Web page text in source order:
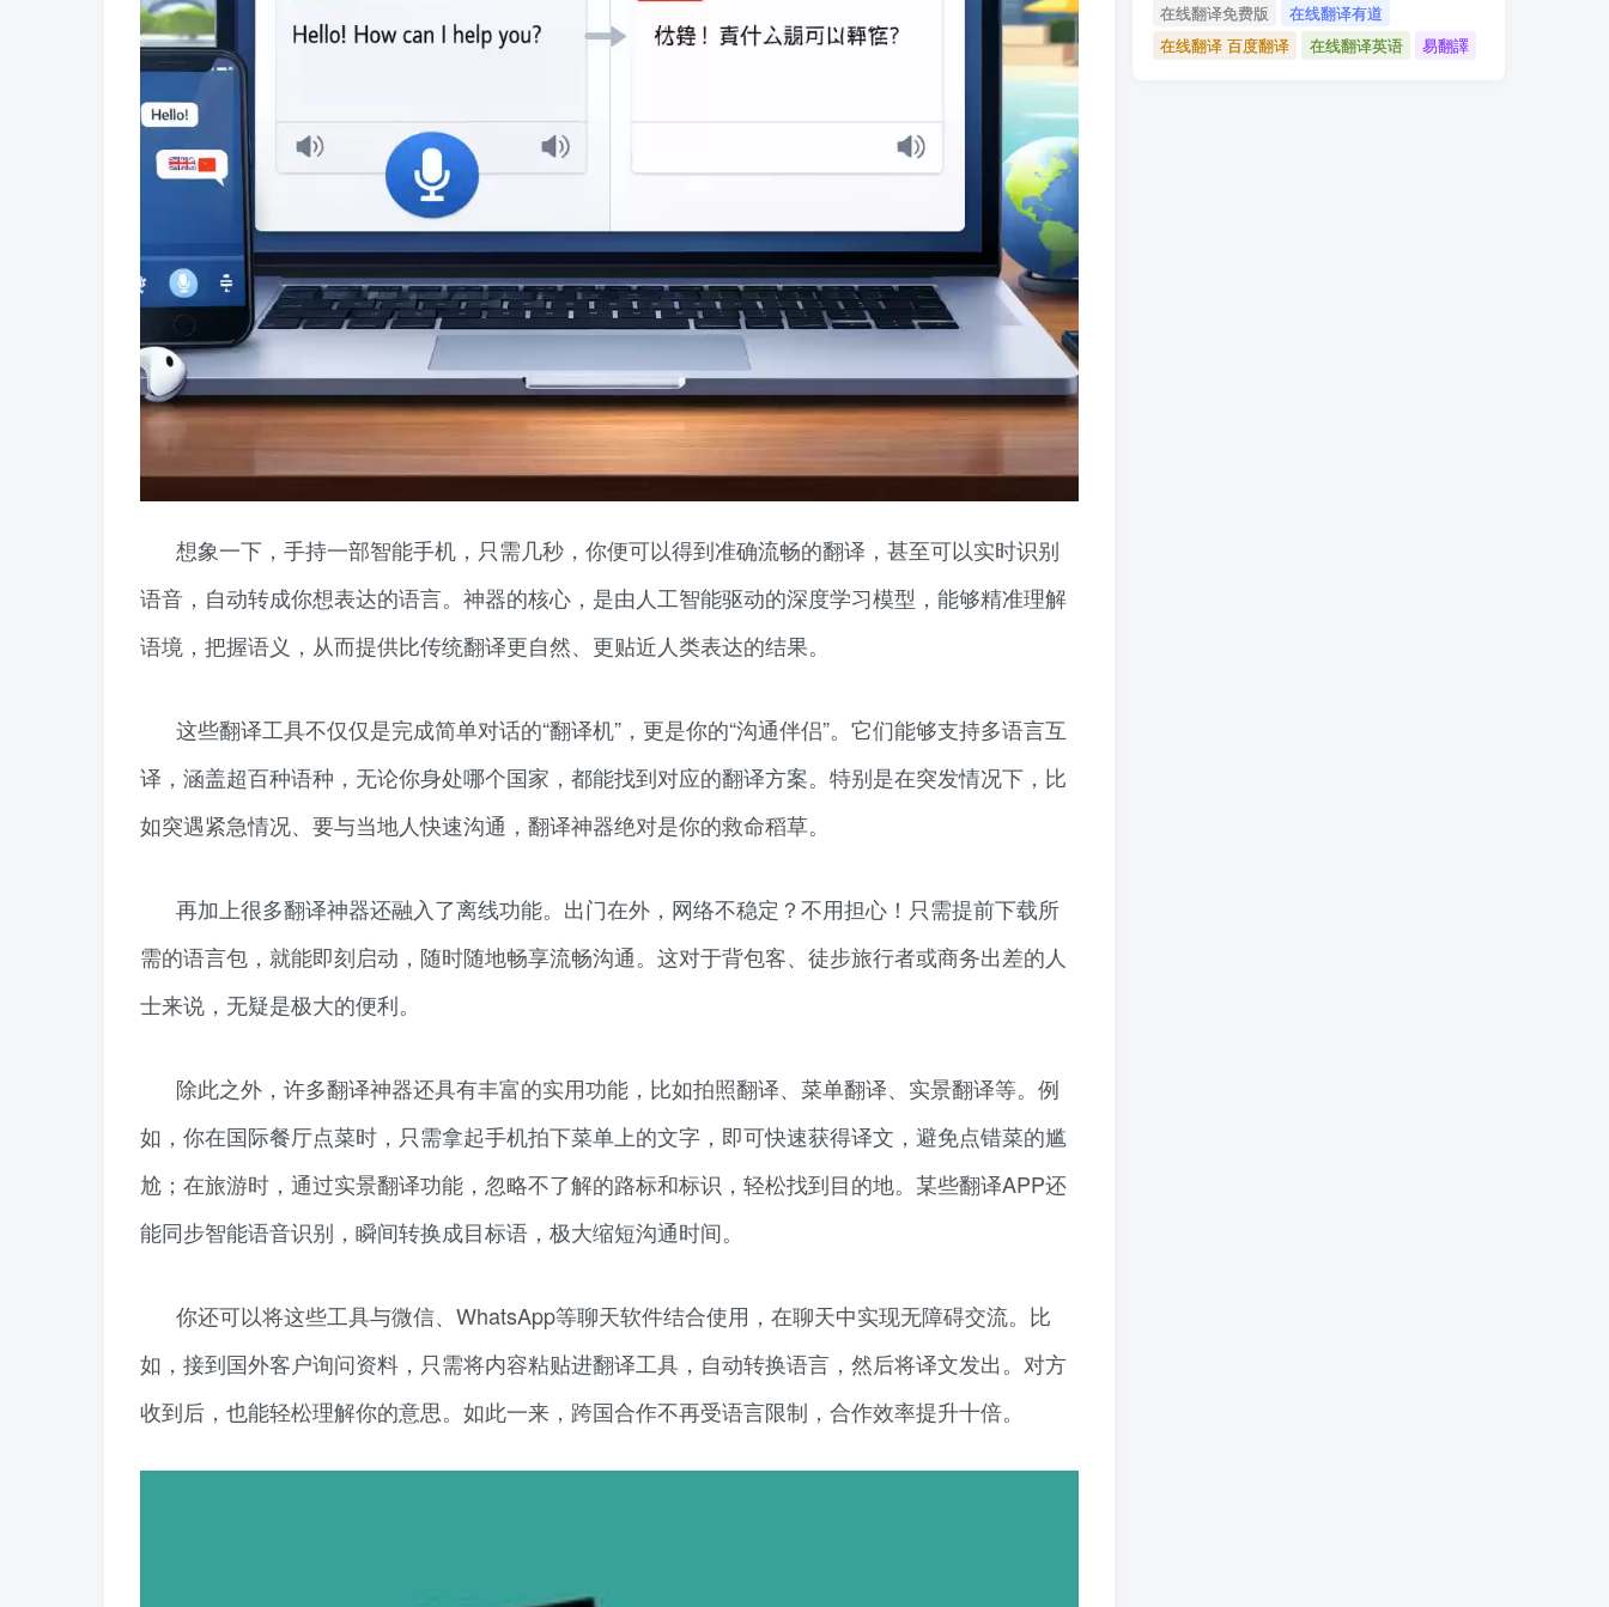
想象一下，手持一部智能手机，只需几秒，你便可以得到准确流畅的翻译，甚至可以实时识别
语音，自动转成你想表达的语言。神器的核心，是由人工智能驱动的深度学习模型，能够精准理解
语境，把握语义，从而提供比传统翻译更自然、更贴近人类表达的结果。
这些翻译工具不仅仅是完成简单对话的“翻译机”，更是你的“沟通伴侣”。它们能够支持多语言互
译，涵盖超百种语种，无论你身处哪个国家，都能找到对应的翻译方案。特别是在突发情况下，比
如突遇紧急情况、要与当地人快速沟通，翻译神器绝对是你的救命稻草。
再加上很多翻译神器还融入了离线功能。出门在外，网络不稳定？不用担心！只需提前下载所
需的语言包，就能即刻启动，随时随地畅享流畅沟通。这对于背包客、徒步旅行者或商务出差的人
士来说，无疑是极大的便利。
除此之外，许多翻译神器还具有丰富的实用功能，比如拍照翻译、菜单翻译、实景翻译等。例
如，你在国际餐厅点菜时，只需拿起手机拍下菜单上的文字，即可快速获得译文，避免点错菜的尴
尬；在旅游时，通过实景翻译功能，忽略不了解的路标和标识，轻松找到目的地。某些翻译APP还
能同步智能语音识别，瞬间转换成目标语，极大缩短沟通时间。
你还可以将这些工具与微信、WhatsApp等聊天软件结合使用，在聊天中实现无障碍交流。比
如，接到国外客户询问资料，只需将内容粘贴进翻译工具，自动转换语言，然后将译文发出。对方
收到后，也能轻松理解你的意思。如此一来，跨国合作不再受语言限制，合作效率提升十倍。
在线翻译免费版
在线翻译有道
在线翻译 百度翻译
在线翻译英语 易翻譯